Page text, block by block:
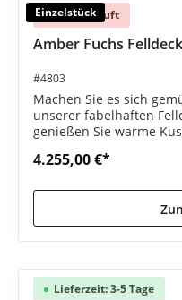
Einzelstück
Ausverkauft
Amber Fuchs
#4803
Machen Sie es sich
unserer fabelhaften
genießen Sie warme
4.255,00 €*
Lieferzeit: 3-5 Tage